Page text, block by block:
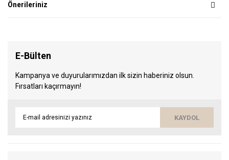
Önerileriniz
E-Bülten
Kampanya ve duyurularımızdan ilk sizin haberiniz olsun.
Fırsatları kaçırmayın!
KAYDOL